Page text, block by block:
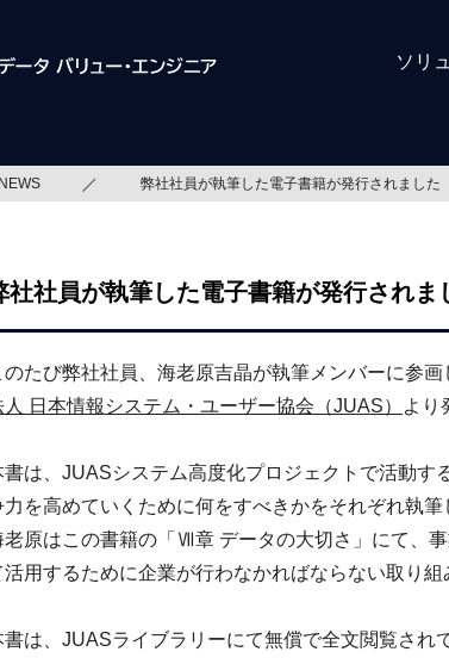
ソリ
NEWS 弊社社員が執筆した電子書籍が発行されました
社社員が執筆した電子書籍が発行されま
のたび弊社社員、海老原吉晶が執筆メンバーに参画
人 日本情報システム・ユーザー協会（JUAS）
より
書は、JUASシステム高度化プロジェクトで活動す
力を高めていくために何をすべきかをそれぞれ執筆
老原はこの書籍の「Ⅶ章 データの大切さ」にて、
活用するために企業が行わなかればならない取り組
書は、JUASライブラリーにて無償で全文閲覧され